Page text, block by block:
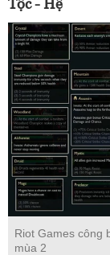
Tộc - Hệ
Riot Games công
mùa 2